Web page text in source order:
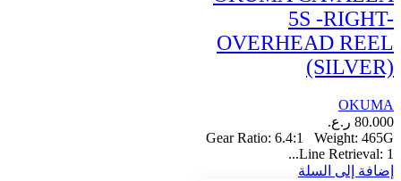
5S -RIGHT-
OVERHEAD REEL
(SILVER)
OKUMA
80.000 ر.ع.
Gear Ratio: 6.4:1 Weight: 465G
Line Retrieval: 1...
إضافة إلى السلة